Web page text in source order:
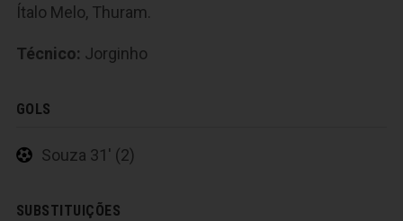
Ítalo Melo, Thuram.
Técnico: Jorginho
GOLS
Souza 31' (2)
SUBSTITUIÇÕES